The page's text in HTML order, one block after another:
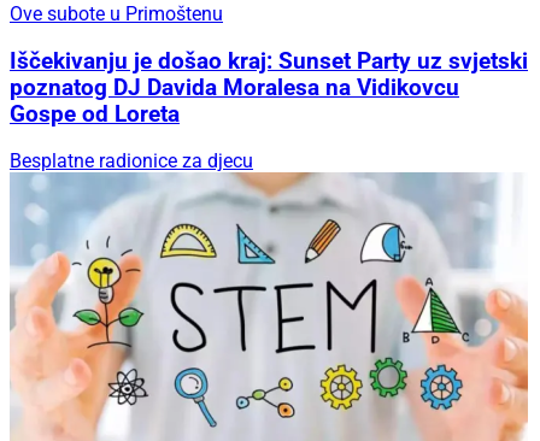
Ove subote u Primoštenu
Iščekivanju je došao kraj: Sunset Party uz svjetski
poznatog DJ Davida Moralesa na Vidikovcu
Gospe od Loreta
Besplatne radionice za djecu